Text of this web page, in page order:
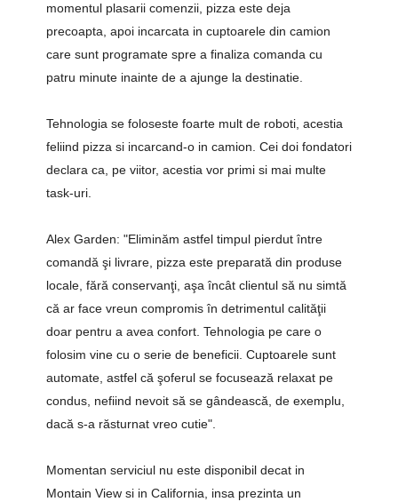
momentul plasarii comenzii, pizza este deja
precoapta, apoi incarcata in cuptoarele din camion
care sunt programate spre a finaliza comanda cu
patru minute inainte de a ajunge la destinatie.
Tehnologia se foloseste foarte mult de roboti, acestia
feliind pizza si incarcand-o in camion. Cei doi fondatori
declara ca, pe viitor, acestia vor primi si mai multe
task-uri.
Alex Garden: "Eliminăm astfel timpul pierdut între
comandă şi livrare, pizza este preparată din produse
locale, fără conservanţi, aşa încât clientul să nu simtă
că ar face vreun compromis în detrimentul calităţii
doar pentru a avea confort. Tehnologia pe care o
folosim vine cu o serie de beneficii. Cuptoarele sunt
automate, astfel că şoferul se focusează relaxat pe
condus, nefiind nevoit să se gândească, de exemplu,
dacă s-a răsturnat vreo cutie".
Momentan serviciul nu este disponibil decat in
Montain View si in California, insa prezinta un